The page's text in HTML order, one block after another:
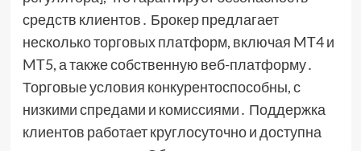
средств клиентов․ Брокер предлагает
несколько торговых платформ, включая MT4 и
MT5, а также собственную веб-платформу․
Торговые условия конкурентоспособны, с
низкими спредами и комиссиями․ Поддержка
клиентов работает круглосуточно и доступна